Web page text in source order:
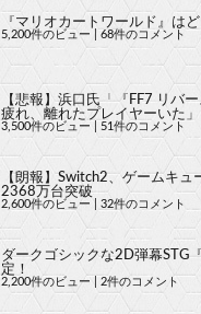
『マリオカートワールド』は
5,200件のビュー 68件のコメント
【悲報】浜口氏「『FF7 リバ
疲れ、離れたプレイヤーいた」
3,500件のビュー 51件のコメント
【朗報】Switch2、ゲームキ
2368万台突破
2,600件のビュー 32件のコメント
ダークゴシックな2D弾幕STG
定！
2,200件のビュー 2件のコメント